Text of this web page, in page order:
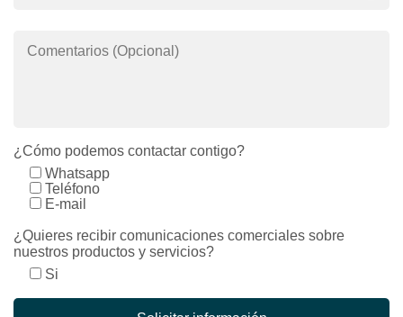
Comentarios (Opcional)
¿Cómo podemos contactar contigo?
Whatsapp
Teléfono
E-mail
¿Quieres recibir comunicaciones comerciales sobre
nuestros productos y servicios?
Si